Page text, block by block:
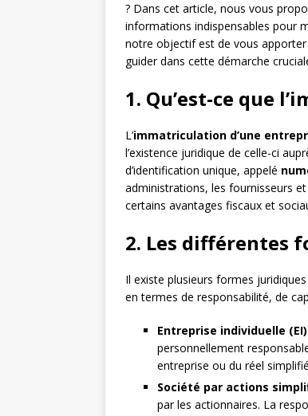
? Dans cet article, nous vous
informations indispensables pour
notre objectif est de vous
guider dans cette démarche
1. Qu’est-ce que
L’immatriculation d’une
l’existence juridique de celle-ci
d’identification unique, appelé
administrations, les fournisseurs
certains avantages fiscaux et
2. Les différentes
Il existe plusieurs formes
en termes de responsabilité, de
Entreprise individuelle (EI)
personnellement
entreprise ou du réel
Société par actions
par les actionnaires. La